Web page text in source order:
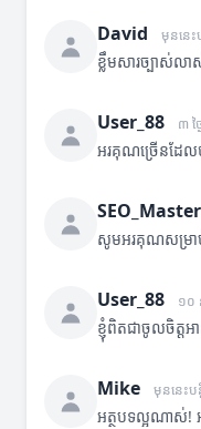
David មុននេះ
ខ្លឹមសារច្បាស់
User_88 ៣ ថ្
អរគុណច្រើនដែល
SEO_Master
សូមអរគុណសម្រា
User_88 ១០
ខ្ញុំពិតជាចូលចិត្ត
Mike មុននេះប
អត្ថបទល្អណាស់!